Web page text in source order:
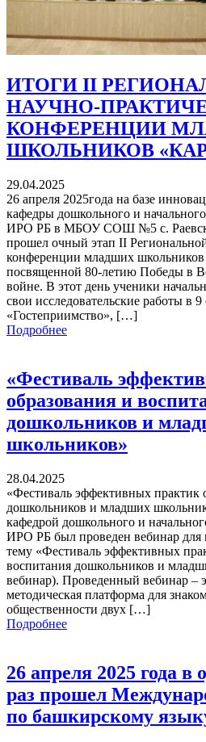
ИТОГИ II
НАУЧНО-
КОНФЕРЕНЦИИ
ШКОЛЬНИКОВ
29.04.2025
26 апреля 2025года на базе
кафедры дошкольного и
ИРО РБ в МБОУ СОШ №5 с.
прошел очный этап II
конференции младших
посвященной 80-летию Победы в
войне. В этот день ученики
свои исследовательские работы в 9
«Гостеприимство», […]
Подробнее
«Фестиваль
образования и
дошкольников и
школьников»
28.04.2025
«Фестиваль эффективных практик
дошкольников и младших
кафедрой дошкольного и
ИРО РБ был проведен вебинар
тему «Фестиваль эффективных
воспитания дошкольников и
вебинар). Проведенный вебинар –
методическая платформа для
общественности двух […]
Подробнее
26 апреля 2025 года в
раз прошел
по башкирскому